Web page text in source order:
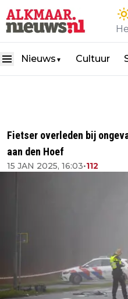
Nieuws ▼ Cultuur
Fietser overleden bij
aan den Hoef
15 JAN 2025, 16:03•112